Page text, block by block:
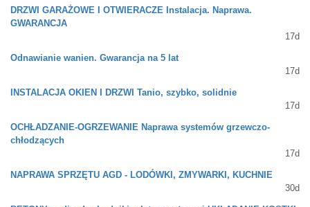
DRZWI GARAŻOWE I OTWIERACZE Instalacja. Naprawa.
GWARANCJA
17d
Odnawianie wanien. Gwarancja na 5 lat
17d
INSTALACJA OKIEN I DRZWI Tanio, szybko, solidnie
17d
OCHŁADZANIE-OGRZEWANIE Naprawa systemów grzewczo-
chłodzących
17d
NAPRAWA SPRZĘTU AGD - LODÓWKI, ZMYWARKI, KUCHNIE
30d